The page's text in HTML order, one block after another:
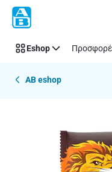
Παράλειψη
Eshop
AB eshop